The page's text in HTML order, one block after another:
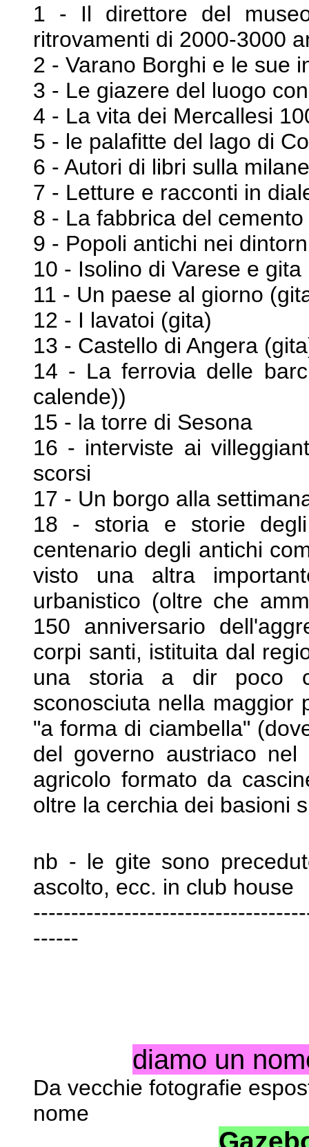
1 - Il direttore del
ritrovamenti di 2000-3000
2 - Varano Borghi e le sue
3 - Le giazere del luogo
4 - La vita dei Mercallesi
5 - le palafitte del lago di
6 - Autori di libri sulla
7 - Letture e racconti in
8 - La fabbrica del cemento
9 - Popoli antichi nei
10 - Isolino di Varese e gita
11 - Un paese al giorno
12 - I lavatoi (gita)
13 - Castello di Angera
14 - La ferrovia delle
calende))
15 - la torre di Sesona
16 - interviste ai
scorsi
17 - Un borgo alla
18 - storia e storie
centenario degli antichi
visto una altra
urbanistico (oltre che
150 anniversario
corpi santi, istituita dal
una storia a dir poco
sconosciuta nella maggior
"a forma di ciambella"
del governo austriaco nel
agricolo formato da
oltre la cerchia dei basioni
nb - le gite sono
ascolto, ecc. in club house
------
diamo un
Da vecchie fotografie
nome